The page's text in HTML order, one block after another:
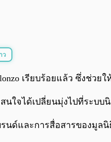
ว
เรียบร้อยแล้ว ซึ่งช่วย
จได้เปลี่ยนมุ่งไปที่ระบบนิ
นด์และการสื่อสารของมูลนิ